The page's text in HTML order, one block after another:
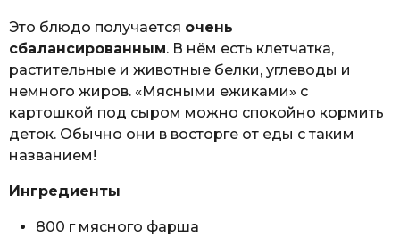
Это блюдо получается очень
сбалансированным. В нём есть клетчатка,
растительные и животные белки, углеводы и
немного жиров. «Мясными ежиками» с
картошкой под сыром можно спокойно кормить
деток. Обычно они в восторге от еды с таким
названием!
Ингредиенты
800 г мясного фарша